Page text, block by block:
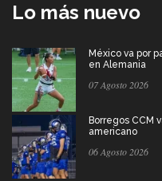
Lo más nuevo
México va por
en Alemania
07 Agosto 2026
Borregos CCM
americano
06 Agosto 2026